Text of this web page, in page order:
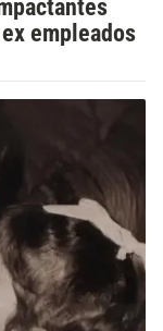
empleados